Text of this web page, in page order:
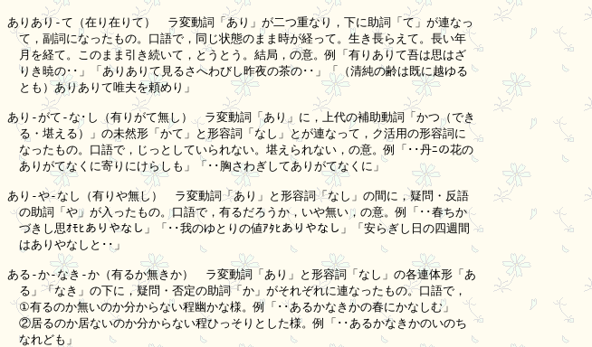
ありあり-て（在り在りて）　ラ変動詞「あり」が二つ重なり，下に助詞「て」が連なっ
て，副詞になったもの。口語で，同じ状態のまま時が経って。生き長らえて。長い年
月を経て。このまま引き続いて，とうとう。結局，の意。例「有りありて吾は思はざ
りき暁の･･」「ありありて見るさへわびし昨夜の茶の･･」「（清純の齢は既に越ゆる
とも）ありありて唯夫を頼めり」
あり-がて-な･し（有りがて無し）　ラ変動詞「あり」に，上代の補助動詞「かつ（でき
る・堪える）」の未然形「かて」と形容詞「なし」とが連なって，ク活用の形容詞に
なったもの。口語で，じっとしていられない。堪えられない，の意。例「･･丹ﾆの花の
ありがてなくに寄りにけらしも」「･･胸さわぎしてありがてなくに」
あり-や-なし（有りや無し）　ラ変動詞「あり」と形容詞「なし」の間に，疑問・反語
の助詞「や」が入ったもの。口語で，有るだろうか，いや無い，の意。例「･･春ちか
づきし思ｵﾓﾋありやなし」「･･我のゆとりの値ｱﾀﾋありやなし」「安らぎし日の四週間
はありやなしと･･」
ある-か-なき-か（有るか無きか）　ラ変動詞「あり」と形容詞「なし」の各連体形「あ
る」「なき」の下に，疑問・否定の助詞「か」がそれぞれに連なったもの。口語で，
①有るのか無いのか分からない程幽かな様。例「･･あるかなきかの春にかなしむ」
②居るのか居ないのか分からない程ひっそりとした様。例「･･あるかなきかのいのち
なれども」